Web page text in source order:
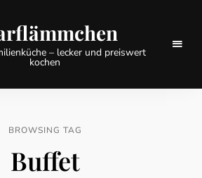
– lecker und preiswert
kochen
BROWSING TAG
Buffet